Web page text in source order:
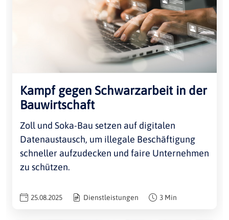
Kampf gegen Schwarzarbeit in der
Bauwirtschaft
Zoll und Soka-Bau setzen auf digitalen
Datenaustausch, um illegale Beschäftigung
schneller aufzudecken und faire Unternehmen
zu schützen.
25.08.2025 Dienstleistungen 3 Min